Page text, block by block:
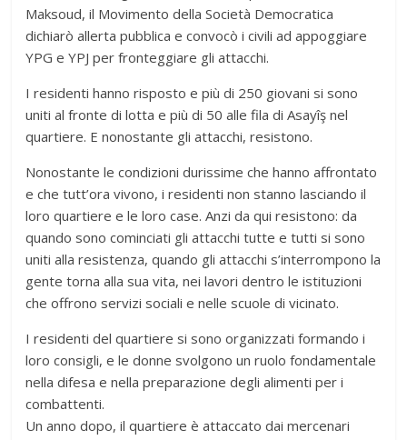
Maksoud, il Movimento della Società Democratica
dichiarò allerta pubblica e convocò i civili ad appoggiare
YPG e YPJ per fronteggiare gli attacchi.
I residenti hanno risposto e più di 250 giovani si sono
uniti al fronte di lotta e più di 50 alle fila di Asayîş nel
quartiere. E nonostante gli attacchi, resistono.
Nonostante le condizioni durissime che hanno affrontato
e che tutt’ora vivono, i residenti non stanno lasciando il
loro quartiere e le loro case. Anzi da qui resistono: da
quando sono cominciati gli attacchi tutte e tutti si sono
uniti alla resistenza, quando gli attacchi s’interrompono la
gente torna alla sua vita, nei lavori dentro le istituzioni
che offrono servizi sociali e nelle scuole di vicinato.
I residenti del quartiere si sono organizzati formando i
loro consigli, e le donne svolgono un ruolo fondamentale
nella difesa e nella preparazione degli alimenti per i
combattenti.
Un anno dopo, il quartiere è attaccato dai mercenari